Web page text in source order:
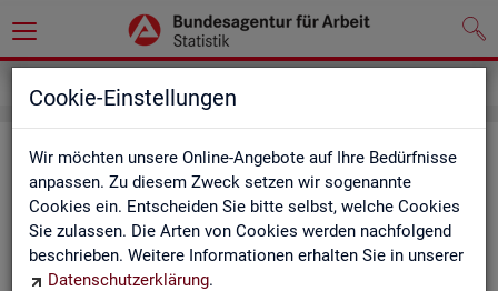
Cookie-Einstellungen
Wir möchten unsere Online-Angebote auf Ihre Bedürfnisse
anpassen. Zu diesem Zweck setzen wir sogenannte
Cookies ein. Entscheiden Sie bitte selbst, welche Cookies
Sie zulassen. Die Arten von Cookies werden nachfolgend
beschrieben. Weitere Informationen erhalten Sie in unserer
Datenschutzerklärung.
News­let­ter Sta­tis­tik und Ar­beits­
markt­be­richt­erstat­tung der BA
Mit dem mo­nat­li­chen News­let­ter in­for­mie­ren wir Sie über
ver­schie­de­ne The­men und ak­tu­el­le Ent­wick­lun­gen.